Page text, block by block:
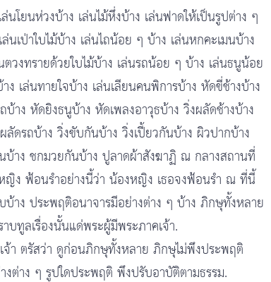
นโยนห่วงบ้าง เล่นไม้หึ่งบ้าง เล่นฟาดให้เป็นรูปต่าง ๆ
นเป่าใบไม้บ้าง เล่นไถน้อย ๆ บ้าง เล่นหกคะเมนบ้าง
ตวงทรายด้วยใบไม้บ้าง เล่นรถน้อย ๆ บ้าง เล่นธนูน้อย
ง เล่นทายใจบ้าง เล่นเลียนคนพิการบ้าง หัดขี่ช้างบ้าง
าง หัดยิงธนูบ้าง หัดเพลงอาวุธบ้าง วิ่งผลัดช้างบ้าง
ลัดรถบ้าง วิ่งขับกันบ้าง วิ่งเปี้ยวกันบ้าง ผิวปากบ้าง
าง ชกมวยกันบ้าง ปูลาดผ้าสังฆาฏิ ณ กลางสถานที่
ญิง ฟ้อนรำอย่างนี้ว่า น้องหญิง เธอจงฟ้อนรำ ณ ที่นี้
บ้าง ประพฤติอนาจารมีอย่างต่าง ๆ บ้าง ภิกษุทั้งหลาย
าบทูลเรื่องนั้นแด่พระผู้มีพระภาคเจ้า.
จ้า ตรัสว่า ดูก่อนภิกษุทั้งหลาย ภิกษุไม่พึงประพฤติ
งต่าง ๆ รูปใดประพฤติ พึงปรับอาบัติตามธรรม.